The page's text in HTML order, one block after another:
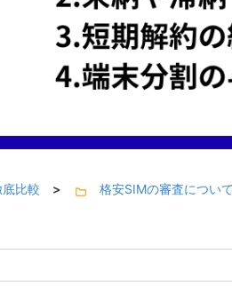
比較 > 格安SIMの審査について